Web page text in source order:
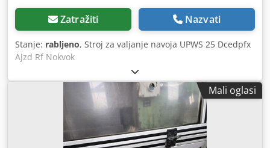
Zatražiti Nazvati
Stanje: rabljeno, Stroj za valjanje navoja UPWS 25 Dcedpfx
Ajzd Rf Nokvok
Mali oglasi